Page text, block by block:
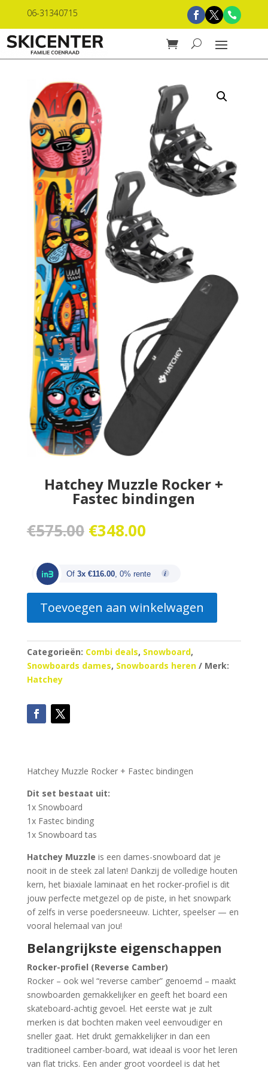
06-31340715
Hatchey Muzzle Rocker +
Fastec bindingen
€575.00 Oorspronkelijke
prijs
€575.00.
€348.00Huidige
€348.00.
Of 3x €116.00, 0% rente
Toevoegen aan winkelwagen
Categorieën: Combi deals, Snowboard,
Snowboards dames, Snowboards heren
Merk:
Hatchey
Hatchey Muzzle Rocker + Fastec bindingen
Dit set bestaat uit:
1x Snowboard
1x Fastec binding
1x Snowboard tas
Hatchey Muzzle is een dames-snowboard dat je
nooit in de steek zal laten! Dankzij de volledige houten
kern, het biaxiale laminaat en het rocker-profiel is dit
jouw perfecte metgezel op de piste, in het snowpark
of zelfs in verse poedersneeuw. Lichter, speelser — en
vooral helemaal van jou!
Belangrijkste eigenschappen
Rocker-profiel (Reverse Camber)
Rocker – ook wel “reverse camber” genoemd – maakt
snowboarden gemakkelijker en geeft het board een
skateboard-achtig gevoel. Het eerste wat je zult
merken is dat bochten maken veel eenvoudiger en
sneller gaat. Het drukt gemakkelijker in dan een
traditioneel camber-board, wat ideaal is voor het leren
van flat tricks. Een ander groot voordeel is dat het